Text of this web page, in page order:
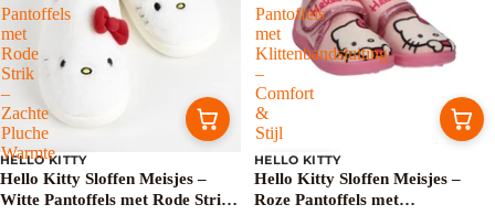
Pantoffels
met
Rode
Strik
–
Zachte
Pluche
Warmte
Uitverkoop
HELLO KITTY
Hello Kitty Sloffen Meisjes –
Witte Pantoffels met Rode Strik
Pantoffels
met
Klittenbandsluiting
–
Comfort
&
Stijl
Uitverkoop
HELLO KITTY
Hello Kitty Sloffen Meisjes –
Roze Pantoffels met